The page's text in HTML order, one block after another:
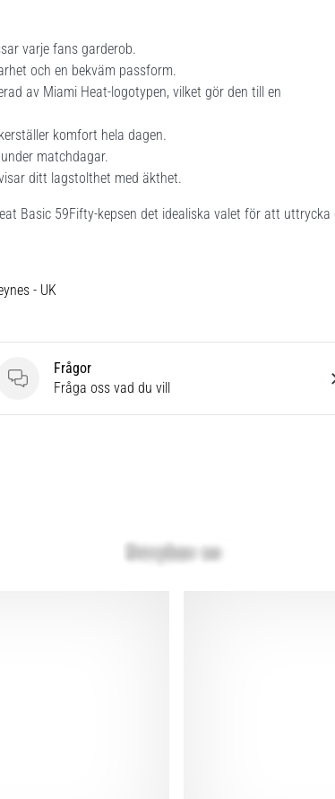
varje fans garderob.
och en bekväm passform.
av Miami Heat-logotypen, vilket gör den till en
komfort hela dagen.
matchdagar.
ditt lagstolthet med äkthet.
Basic 59Fifty-kepsen det idealiska valet för att uttrycka
- UK
Frågor
Frågor
Fråga oss vad du vill